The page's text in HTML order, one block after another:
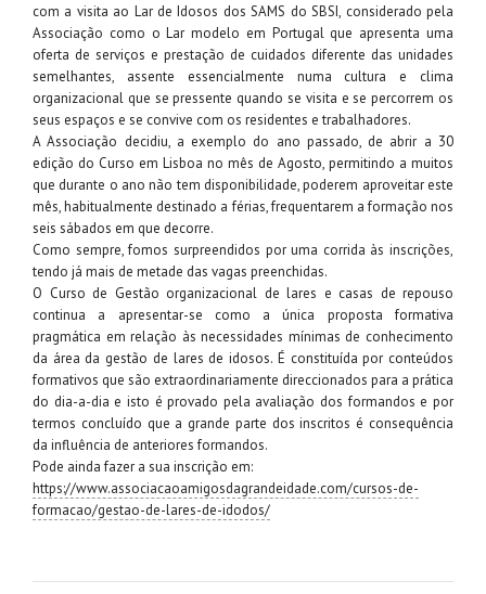
com a visita ao Lar de Idosos dos SAMS do SBSI, considerado pela
Associação como o Lar modelo em Portugal que apresenta uma
oferta de serviços e prestação de cuidados diferente das unidades
semelhantes, assente essencialmente numa cultura e clima
organizacional que se pressente quando se visita e se percorrem os
seus espaços e se convive com os residentes e trabalhadores.
A Associação decidiu, a exemplo do ano passado, de abrir a 30
edição do Curso em Lisboa no mês de Agosto, permitindo a muitos
que durante o ano não tem disponibilidade, poderem aproveitar este
mês, habitualmente destinado a férias, frequentarem a formação nos
seis sábados em que decorre.
Como sempre, fomos surpreendidos por uma corrida às inscrições,
tendo já mais de metade das vagas preenchidas.
O Curso de Gestão organizacional de lares e casas de repouso
continua a apresentar-se como a única proposta formativa
pragmática em relação às necessidades mínimas de conhecimento
da área da gestão de lares de idosos. É constituída por conteúdos
formativos que são extraordinariamente direccionados para a prática
do dia-a-dia e isto é provado pela avaliação dos formandos e por
termos concluído que a grande parte dos inscritos é consequência
da influência de anteriores formandos.
Pode ainda fazer a sua inscrição em:
https://www.associacaoamigosdagrandeidade.com/cursos-de-
formacao/gestao-de-lares-de-idodos/